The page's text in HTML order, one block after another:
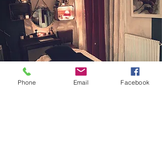
Phone Email Facebook